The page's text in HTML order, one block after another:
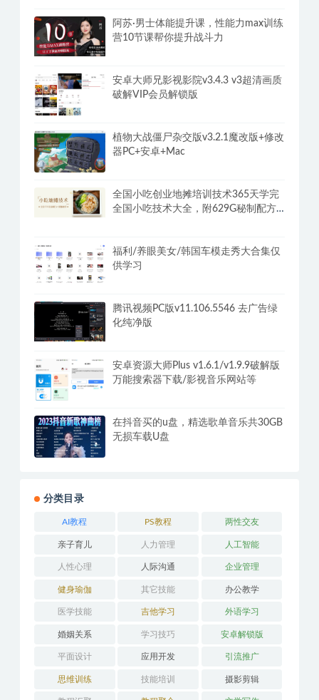
阿苏·男士体能提升课，性能力max训练
营10节课帮你提升战斗力
安卓大师兄影视影院v3.4.3 v3超清画质
破解VIP会员解锁版
植物大战僵尸杂交版v3.2.1魔改版+修改
器PC+安卓+Mac
全国小吃创业地摊培训技术365天学完
全国小吃技术大全，附629G秘制配方
福利/养眼美女/韩国车模走秀大合集仅
供学习
腾讯视频PC版v11.106.5546 去广告绿
化纯净版
安卓资源大师Plus v1.6.1/v1.9.9破解版
万能搜索器下载/影视音乐网站等
在抖音买的u盘，精选歌单音乐共30GB
无损车载U盘
分类目录
AI教程 PS教程 两性交友
亲子育儿 人力管理 人工智能
人性心理 人际沟通 企业管理
健身瑜伽 其它技能 办公教学
医学技能 吉他学习 外语学习
婚姻关系 学习技巧 安卓解锁版
平面设计 应用开发 引流推广
思维训练 技能培训 摄影剪辑